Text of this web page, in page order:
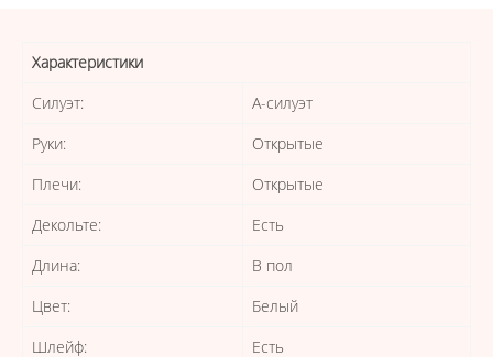
Характеристики
Силуэт:
А-силуэт
Руки:
Открытые
Плечи:
Открытые
Декольте:
Есть
Длина:
В пол
Цвет:
Белый
Шлейф:
Есть